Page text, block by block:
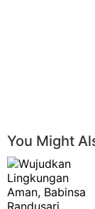
You Might